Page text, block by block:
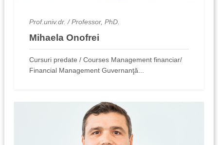
Prof.univ.dr. / Professor, PhD.
Mihaela Onofrei
Cursuri predate / Courses Management financiar/
Financial Management Guvernanţă...